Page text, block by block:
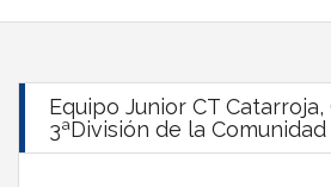
Equipo Junior CT
3ªDivisión de la